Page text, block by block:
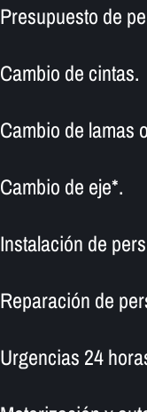
Presupuesto de
Cambio de cintas.
Cambio de lamas
Cambio de eje*.
Instalación de
Reparación de
Urgencias 24